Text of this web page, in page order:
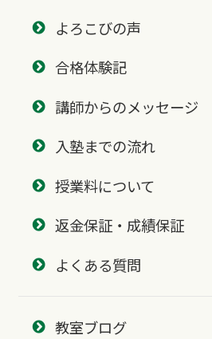
よろこびの声
合格体験記
講師からのメッセージ
入塾までの流れ
授業料について
返金保証・成績保証
よくある質問
教室ブログ